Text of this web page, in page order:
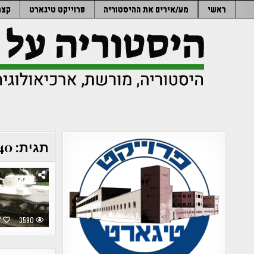
to
ראשי מע/אירים את ההיסטוריה פרוייקט טיגארט
תגית:
3590